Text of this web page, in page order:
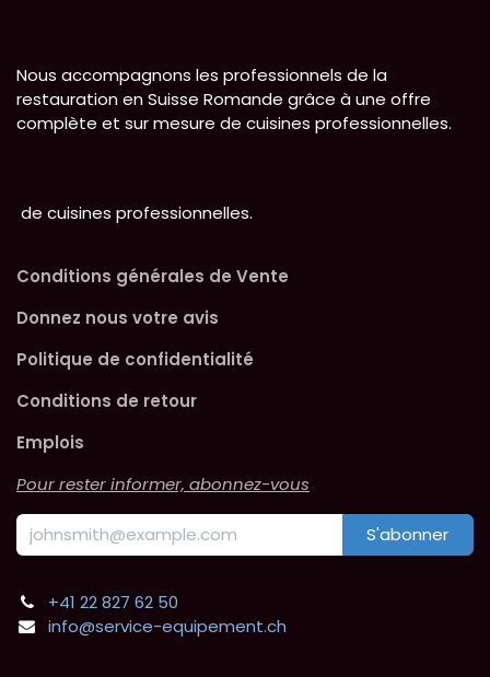
Nous accompagnons les professionnels de la
restauration en Suisse Romande grâce à une offre
complète et sur mesure de cuisines professionnelles.
de cuisines professionnelles.
Conditions générales de Vente
Donnez nous votre avis
Politique de confidentialité
Conditions de retour
Emplois
Pour rester informer, abonnez-vous
S'abonner
+41 22 827 62 50
info@service-equipement.ch